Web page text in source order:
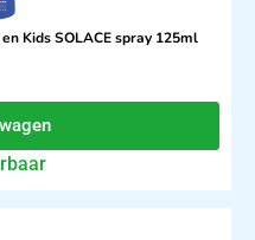
Kids SOLACE spray 125ml